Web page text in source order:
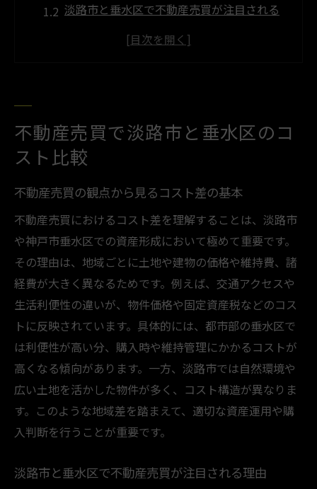
淡路市と垂水区で不動産売買が注目される
コスト比較で見える不動産売買の判断材料
次章の資産価値分析につながる市場動向
不動産売買で押さえる資産価値の基本視点
高級住宅街の資産価値を左右する主要因
エリア特性が不動産売買に与える影響
資産価値変動と不動産売買のタイミング
長期的な資産価値維持のポイントとは
今後の注意点を踏まえた価値変動の予測
兵庫県内で不動産売買を検討する際の注意点
不動産売買を進める前に知っておきたい基
礎知識
兵庫県内の不動産売買での情報収集のコツ
コストや資産価値に影響する法的ポイント
断
不動産売買で淡路市と垂水区のコ
スト比較
不動産売買の観点から見るコスト差の基本
不動産売買におけるコスト差を理解することは、淡路市
や神戸市垂水区での資産形成において極めて重要です。
その理由は、地域ごとに土地や建物の価格や維持費、諸
経費が大きく異なるためです。例えば、交通アクセスや
生活利便性の違いが、物件価格や固定資産税などのコス
トに反映されています。具体的には、都市部の垂水区で
は利便性が高い分、購入時や維持管理にかかるコストが
高くなる傾向があります。一方、淡路市では自然環境や
広い土地を活かした物件が多く、コスト構造が異なりま
す。このような地域差を踏まえて、適切な資産運用や購
入判断を行うことが重要です。
淡路市と垂水区で不動産売買が注目される理由